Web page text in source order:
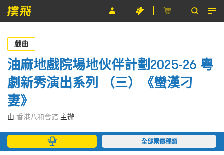
節目
主辦單位
關於撲飛
條款及細則
戲曲
油麻地戲院場地伙伴計劃2025-26 粵
劇新秀演出系列 （三）《蠻漢刁
妻》
由 香港八和會館 主辦
全部票價種類